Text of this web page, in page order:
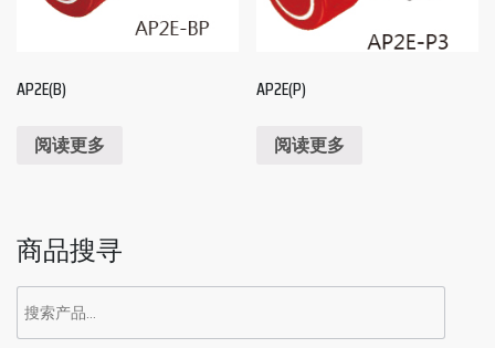
AP2E(B)
阅读更多
AP2E(P)
阅读更多
商品搜寻